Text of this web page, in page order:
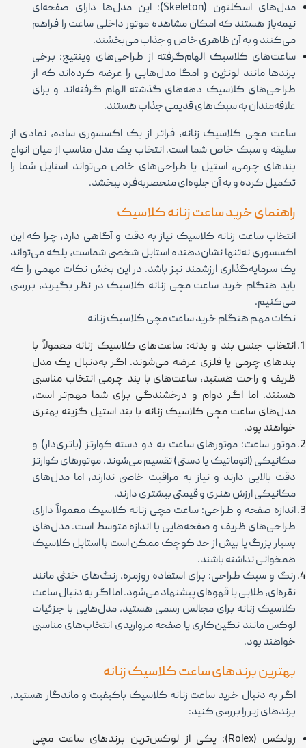
مدل‌های اسکلتون (Skeleton): این مدل‌ها دارای صفحه‌ای
نیمه‌باز هستند که امکان مشاهده موتور داخلی ساعت را فراهم
می‌کنند و به آن ظاهری خاص و جذاب می‌بخشند.
ساعت‌های کلاسیک الهام‌گرفته از طراحی‌های وینتیج: برخی
برندها مانند لونژین و امگا مدل‌هایی را عرضه کرده‌اند که از
طراحی‌های کلاسیک دهه‌های گذشته الهام گرفته‌اند و برای
علاقه‌مندان به سبک‌های قدیمی جذاب هستند.
ساعت مچی کلاسیک زنانه، فراتر از یک اکسسوری ساده، نمادی از
سلیقه و سبک خاص شما است. انتخاب یک مدل مناسب از میان انواع
بندهای چرمی، استیل یا طراحی‌های خاص می‌تواند استایل شما را
تکمیل کرده و به آن جلوه‌ای منحصربه‌فرد ببخشد.
راهنمای خرید ساعت زنانه کلاسیک
انتخاب ساعت زنانه کلاسیک نیاز به دقت و آگاهی دارد، چرا که این
اکسسوری نه‌تنها نشان‌دهنده استایل شخصی شماست، بلکه می‌تواند
یک سرمایه‌گذاری ارزشمند نیز باشد. در این بخش نکات مهمی را که
باید هنگام خرید ساعت مچی زنانه کلاسیک در نظر بگیرید، بررسی
می‌کنیم.
نکات مهم هنگام خرید ساعت مچی کلاسیک زنانه
انتخاب جنس بند و بدنه: ساعت‌های کلاسیک زنانه معمولاً با
بندهای چرمی یا فلزی عرضه می‌شوند. اگر به‌دنبال یک مدل
ظریف و راحت هستید، ساعت‌های با بند چرمی انتخاب مناسبی
هستند. اما اگر دوام و درخشندگی برای شما مهم‌تر است،
مدل‌های ساعت مچی کلاسیک زنانه با بند استیل گزینه بهتری
خواهند بود.
موتور ساعت: موتورهای ساعت به دو دسته کوارتز (باتری‌دار) و
مکانیکی (اتوماتیک یا دستی) تقسیم می‌شوند. موتورهای کوارتز
دقت بالایی دارند و نیاز به مراقبت خاصی ندارند، اما مدل‌های
مکانیکی ارزش هنری و قیمتی بیشتری دارند.
اندازه صفحه و طراحی: ساعت مچی زنانه کلاسیک معمولاً دارای
طراحی‌های ظریف و صفحه‌هایی با اندازه متوسط است. مدل‌های
بسیار بزرگ یا بیش از حد کوچک ممکن است با استایل کلاسیک
همخوانی نداشته باشند.
رنگ و سبک طراحی: برای استفاده روزمره، رنگ‌های خنثی مانند
نقره‌ای، طلایی یا قهوه‌ای پیشنهاد می‌شود. اما اگر به دنبال ساعت
کلاسیک زنانه برای مجالس رسمی هستید، مدل‌هایی با جزئیات
لوکس مانند نگین‌کاری یا صفحه مرواریدی انتخاب‌های مناسبی
خواهند بود.
بهترین برندهای ساعت کلاسیک زنانه
اگر به دنبال خرید ساعت زنانه کلاسیک باکیفیت و ماندگار هستید،
برندهای زیر را بررسی کنید:
رولکس (Rolex): یکی از لوکس‌ترین برندهای ساعت مچی